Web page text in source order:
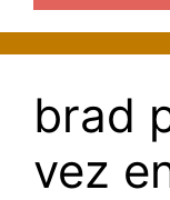
brad
vez